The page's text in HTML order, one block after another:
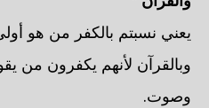
يعني نسبتم بالكفر من هو
وبالقرآن لأنهم يكفرون من
وصوت.